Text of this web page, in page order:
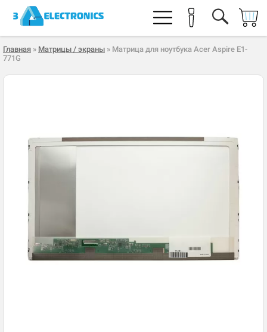
Главная » Матрицы / экраны » Матрица для ноутбука Acer Aspire E1-
771G